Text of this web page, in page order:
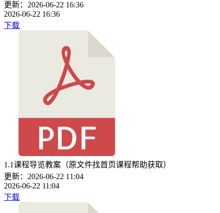
更新：2026-06-22 16:36
2026-06-22 16:36
下载
1.1课程导览教案（原文件找首页课程帮助获取）
更新：2026-06-22 11:04
2026-06-22 11:04
下载